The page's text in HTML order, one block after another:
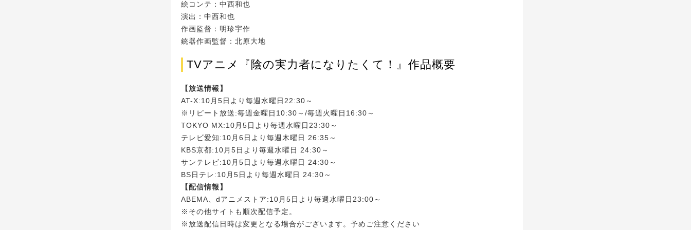
絵コンテ：中西和也
演出：中西和也
作画監督：明珍宇作
銃器作画監督：北原大地
TVアニメ『陰の実力者になりたくて！』作品概要
【放送情報】
AT-X:10月5日より毎週水曜日22:30～
※リピート放送:毎週金曜日10:30～/毎週火曜日16:30～
TOKYO MX:10月5日より毎週水曜日23:30～
テレビ愛知:10月6日より毎週木曜日 26:35～
KBS京都:10月5日より毎週水曜日 24:30～
サンテレビ:10月5日より毎週水曜日 24:30～
BS日テレ:10月5日より毎週水曜日 24:30～
【配信情報】
ABEMA、dアニメストア:10月5日より毎週水曜日23:00～
※その他サイトも順次配信予定。
※放送配信日時は変更となる場合がございます。予めご注意ください